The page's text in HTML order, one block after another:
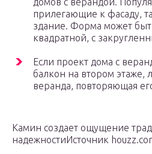
прилегающие к фасаду,
здание. Форма может
квадратной, с
Если проект дома с
балкон на втором этаже,
веранда, повторяющая
Камин создает ощущение
надежностиИсточник